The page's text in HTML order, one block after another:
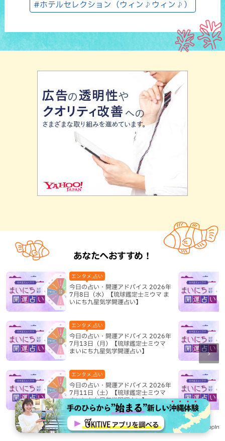
#ホテルセレクション（ウィン♪ウィン♪）
あなたへおすすめ！
今日の占い・開運アドバイス 2026年
7月8日（水）【琉球鑑定士ミウマ ま
いにち九星気学開運占い】
エンタメ,占い
今日の占い・開運アドバイス 2026年
7月13日（月）【琉球鑑定士ミウマ
まいにち九星気学開運占い】
エンタメ,占い
今日の占い・開運アドバイス 2026年
7月11日（土）【琉球鑑定士ミウマ
まいにち九星気学開運占い】
エンタメ,占い
Recommended by